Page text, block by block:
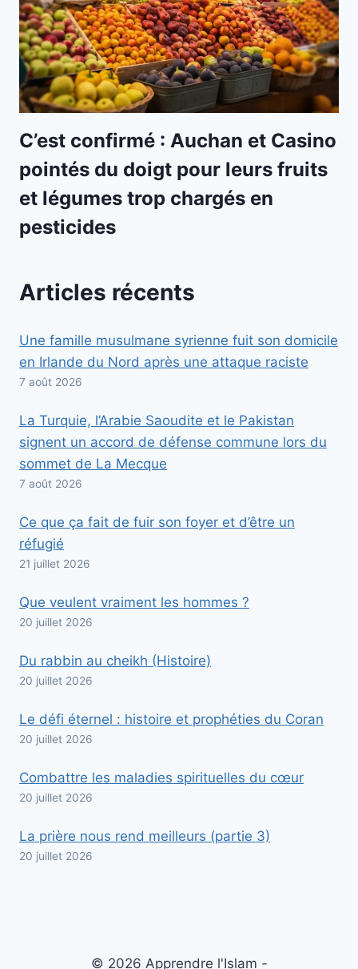
C’est confirmé : Auchan et Casino
pointés du doigt pour leurs fruits
et légumes trop chargés en
pesticides
Articles récents
Une famille musulmane syrienne fuit son domicile
en Irlande du Nord après une attaque raciste
7 août 2026
La Turquie, l’Arabie Saoudite et le Pakistan
signent un accord de défense commune lors du
sommet de La Mecque
7 août 2026
Ce que ça fait de fuir son foyer et d’être un
réfugié
21 juillet 2026
Que veulent vraiment les hommes ?
20 juillet 2026
Du rabbin au cheikh (Histoire)
20 juillet 2026
Le défi éternel : histoire et prophéties du Coran
20 juillet 2026
Combattre les maladies spirituelles du cœur
20 juillet 2026
La prière nous rend meilleurs (partie 3)
20 juillet 2026
© 2026 Apprendre l'Islam -